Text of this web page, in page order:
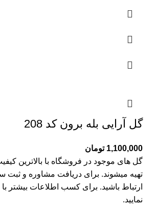
گل آرایی بله برون کد 208
1,100,000 تومان
گل های موجود در فروشگاه با بالاترین
تهیه میشوند. برای دریافت مشاوره و ثبت
ارتباط باشید. برای کسب اطلاعات بیشتر با
نمایید.